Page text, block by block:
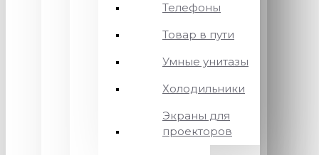
Телефоны
Товар в пути
Умные унитазы
Холодильники
Экраны для
проекторов